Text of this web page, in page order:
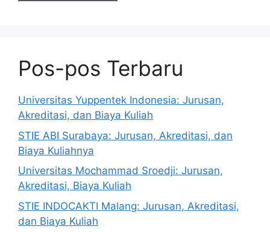
Pos-pos Terbaru
Universitas Yuppentek Indonesia: Jurusan,
Akreditasi, dan Biaya Kuliah
STIE ABI Surabaya: Jurusan, Akreditasi, dan
Biaya Kuliahnya
Universitas Mochammad Sroedji: Jurusan,
Akreditasi, Biaya Kuliah
STIE INDOCAKTI Malang: Jurusan, Akreditasi,
dan Biaya Kuliah